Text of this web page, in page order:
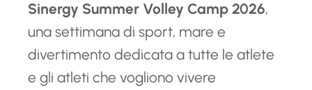
Sinergy Summer Volley Camp 2026,
una settimana di sport, mare e
divertimento dedicata a tutte le atlete
e gli atleti che vogliono vivere